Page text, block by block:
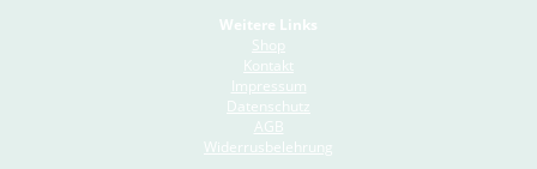
Weitere Links
Shop
Kontakt
Impressum
Datenschutz
AGB
Widerrusbelehrung